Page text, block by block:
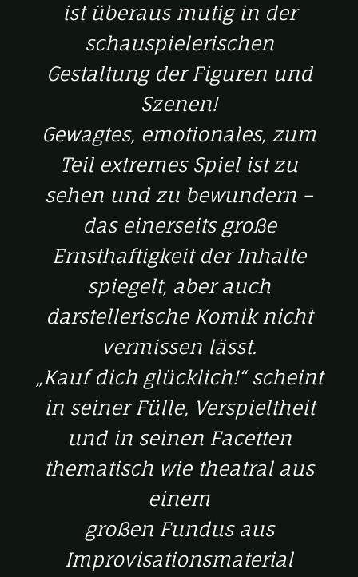
ist überaus mutig in der
schauspielerischen
Gestaltung der Figuren und
Szenen!
Gewagtes, emotionales, zum
Teil extremes Spiel ist zu
sehen und zu bewundern –
das einerseits große
Ernsthaftigkeit der Inhalte
spiegelt, aber auch
darstellerische Komik nicht
vermissen lässt.
„Kauf dich glücklich!“ scheint
in seiner Fülle, Verspieltheit
und in seinen Facetten
thematisch wie theatral aus
einem
großen Fundus aus
Improvisationsmaterial